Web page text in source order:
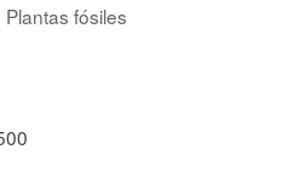
Plantas fósiles